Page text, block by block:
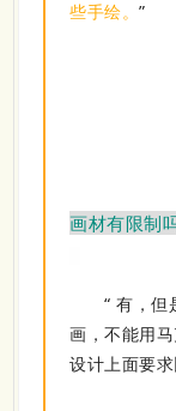
些手绘。”
画材有限制
“有，但
画，不能用
设计上面要